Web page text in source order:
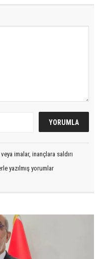
imalar, inançlara saldırı
yazılmış yorumlar